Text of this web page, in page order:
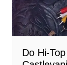
Do Hi-